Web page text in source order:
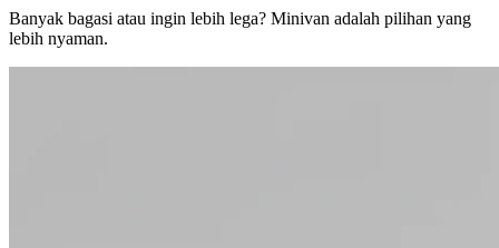
Banyak bagasi atau ingin lebih lega? Minivan adalah pilihan yang
lebih nyaman.